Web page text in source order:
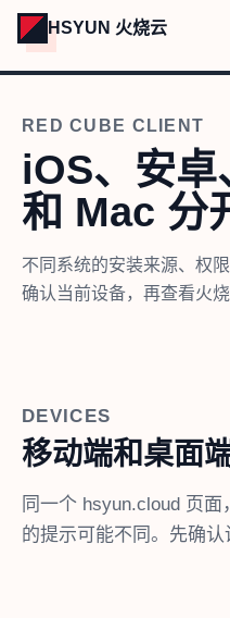
HSYUN 火烧云
RED CUBE CLIENT
iOS、安
和 Mac 分
不同系统的安装来源、权
确认当前设备，再查看火
DEVICES
移动端和桌面
同一个 hsyun.cloud 页面
的提示可能不同。先确认